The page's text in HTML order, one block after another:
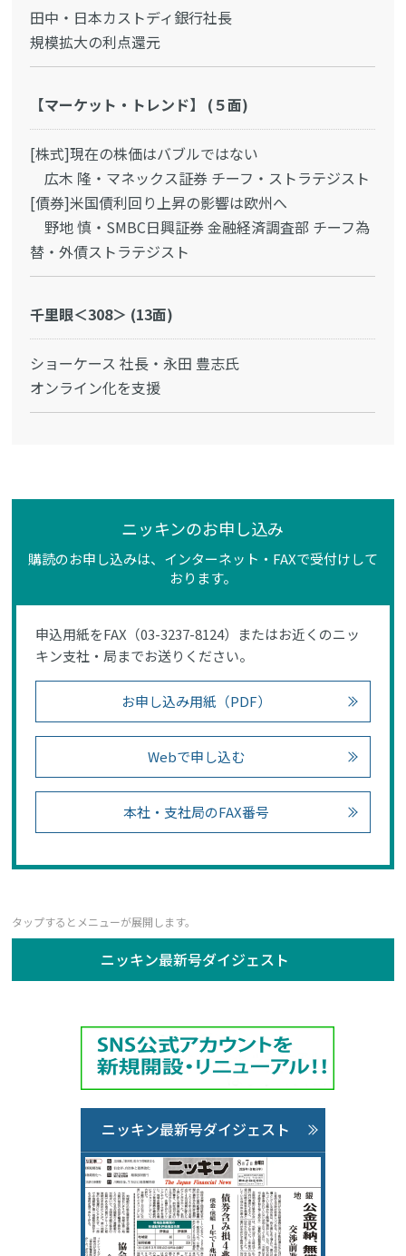
田中・日本カストディ銀行社長
規模拡大の利点還元
【マーケット・トレンド】 (５面)
[株式]現在の株価はバブルではない
広木 隆・マネックス証券 チーフ・ストラテジスト
[債券]米国債利回り上昇の影響は欧州へ
野地 慎・SMBC日興証券 金融経済調査部 チーフ為
替・外債ストラテジスト
千里眼＜308＞ (13面)
ショーケース 社長・永田 豊志氏
オンライン化を支援
ニッキンのお申し込み
購読のお申し込みは、インターネット・FAXで受付けして
おります。
申込用紙をFAX（03-3237-8124）またはお近くのニッ
キン支社・局までお送りください。
お申し込み用紙（PDF）
Webで申し込む
本社・支社局のFAX番号
ニッキン最新号ダイジェスト
ニッキン最新号ダイジェスト